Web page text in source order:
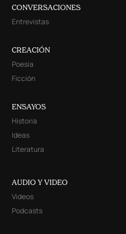
CONVERSACIONES
Entrevistas
CREACIÓN
Poesía
Ficción
ENSAYOS
Historia
Ideas
Literatura
AUDIO Y VIDEO
Videos
Podcasts